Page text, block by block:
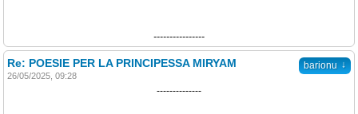
----------------
barionu ↓
Re: POESIE PER LA PRINCIPESSA MIRYAM
26/05/2025, 09:28
--------------